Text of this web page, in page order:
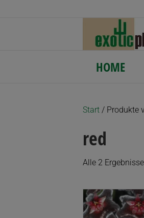
HOME
Start / Produkte
red
Alle 2